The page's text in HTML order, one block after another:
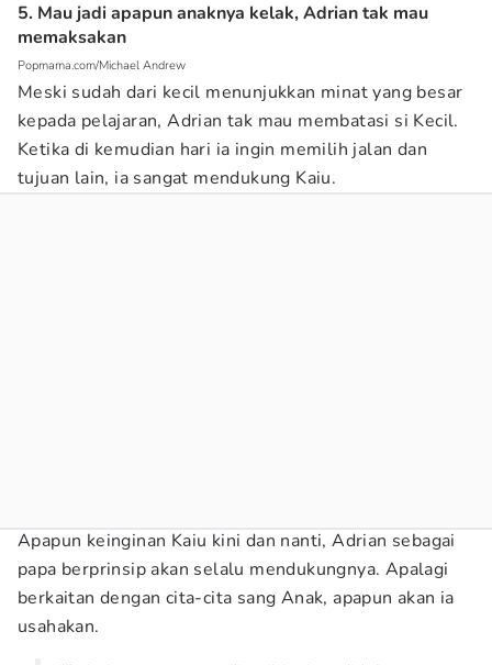
5. Mau jadi apapun anaknya kelak, Adrian tak mau
memaksakan
Popmama.com/Michael Andrew
Meski sudah dari kecil menunjukkan minat yang besar
kepada pelajaran, Adrian tak mau membatasi si Kecil.
Ketika di kemudian hari ia ingin memilih jalan dan
tujuan lain, ia sangat mendukung Kaiu.
Apapun keinginan Kaiu kini dan nanti, Adrian sebagai
papa berprinsip akan selalu mendukungnya. Apalagi
berkaitan dengan cita-cita sang Anak, apapun akan ia
usahakan.